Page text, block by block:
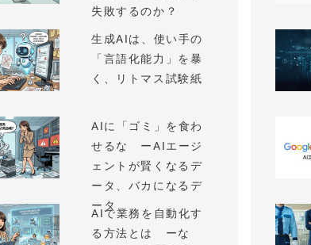
失敗するのか？
生成AIは、使い手の
「言語化能力」を暴
く、リトマス試験紙
AIに「ゴミ」を食わ
せるな ーAIエージ
ェントが賢くなるデ
ータ、バカになるデ
ータ
AIで業務を自動化す
る方法とは ーな